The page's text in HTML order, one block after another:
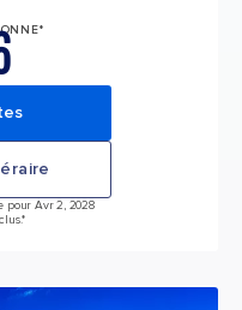
pour Avr 2, 2028